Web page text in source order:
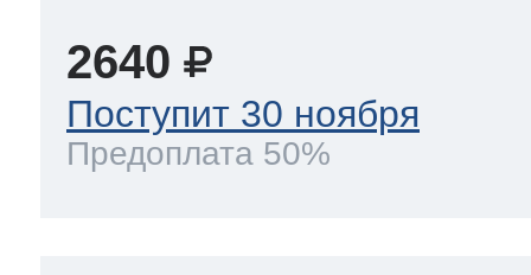
2640
Поступит 30 ноября
Предоплата 50%